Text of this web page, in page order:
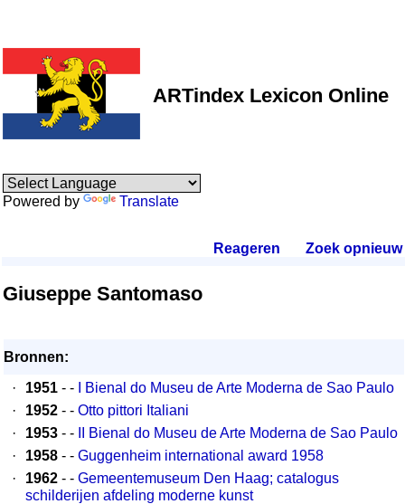
ARTindex Lexicon Online
Powered by Translate
Reageren Zoek opnieuw.
Giuseppe Santomaso
Bronnen:
·
1951 - -
I Bienal do Museu de Arte Moderna de Sao Paulo
·
1952 - - Otto pittori Italiani
·
1953 - -
II Bienal do Museu de Arte Moderna de Sao Paulo
·
1958 - - Guggenheim international award 1958
·
1962 - - Gemeentemuseum Den Haag; catalogus
schilderijen afdeling moderne kunst